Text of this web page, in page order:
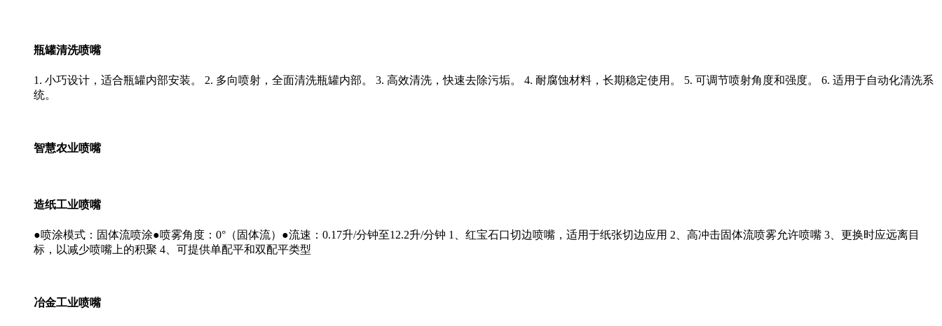
瓶罐清洗喷嘴
1. 小巧设计，适合瓶罐内部安装。 2. 多向喷射，全面清洗瓶罐内部。 3. 高效清洗，快速去除污垢。 4. 耐腐蚀材料，长期稳定使用。 5. 可调节喷射角度和强度。 6. 适用于自动化清洗系
统。
智慧农业喷嘴
造纸工业喷嘴
●喷涂模式：固体流喷涂●喷雾角度：0°（固体流）●流速：0.17升/分钟至12.2升/分钟 1、红宝石口切边喷嘴，适用于纸张切边应用 2、高冲击固体流喷雾允许喷嘴 3、更换时应远离目
标，以减少喷嘴上的积聚 4、可提供单配平和双配平类型
冶金工业喷嘴